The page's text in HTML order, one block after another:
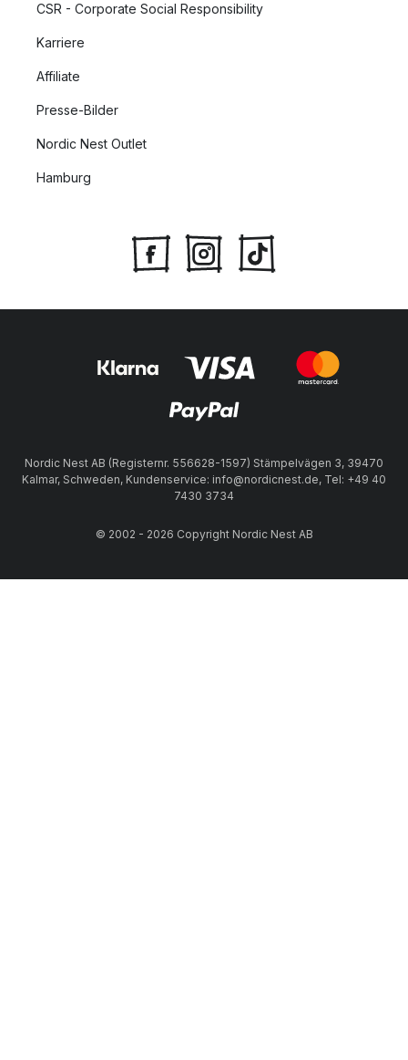
CSR - Corporate Social Responsibility
Karriere
Affiliate
Presse-Bilder
Nordic Nest Outlet
Hamburg
Nordic Nest AB (Registernr. 556628-1597) Stämpelvägen 3, 39470
Kalmar, Schweden, Kundenservice: info@nordicnest.de, Tel: +49 40
7430 3734
© 2002 - 2026 Copyright Nordic Nest AB